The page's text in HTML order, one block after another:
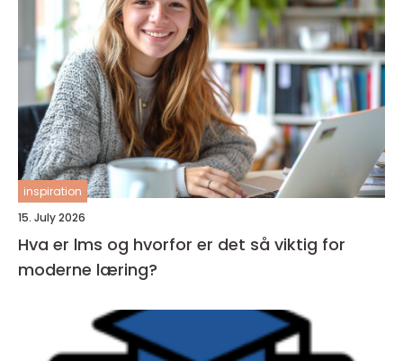
inspiration
15. July 2026
Hva er lms og hvorfor er det så viktig for
moderne læring?